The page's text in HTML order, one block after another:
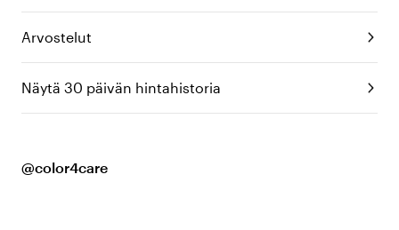
Arvostelut
Näytä 30 päivän hintahistoria
@color4care